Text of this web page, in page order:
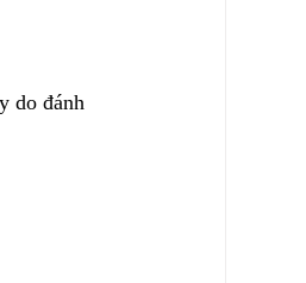
do đánh